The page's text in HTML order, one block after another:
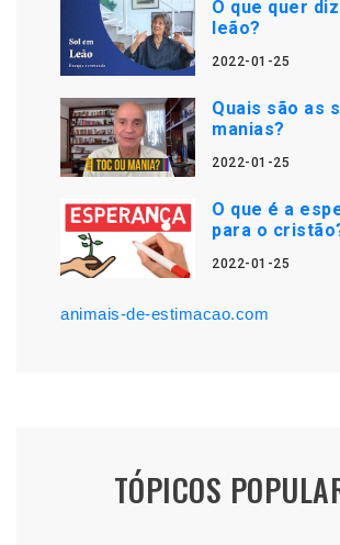
O que quer
leão?
2022-01-25
Quais são as
manias?
2022-01-25
O que é a
para o
2022-01-25
animais-de-estimacao.com
TÓPICOS